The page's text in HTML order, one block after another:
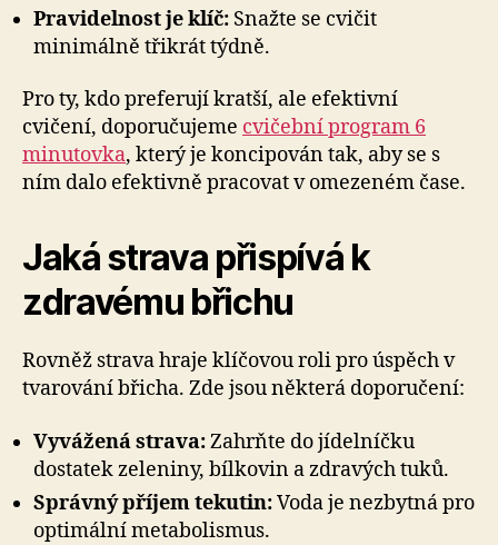
Pravidelnost je klíč: Snažte se cvičit
minimálně třikrát týdně.
Pro ty, kdo preferují kratší, ale efektivní
cvičení, doporučujeme cvičební program 6
minutovka, který je koncipován tak, aby se s
ním dalo efektivně pracovat v omezeném čase.
Jaká strava přispívá k
zdravému břichu
Rovněž strava hraje klíčovou roli pro úspěch v
tvarování břicha. Zde jsou některá doporučení:
Vyvážená strava:Zahrňte do jídelníčku
dostatek zeleniny, bílkovin a zdravých tuků.
Správný příjem tekutin:Voda je nezbytná pro
optimální metabolismus.